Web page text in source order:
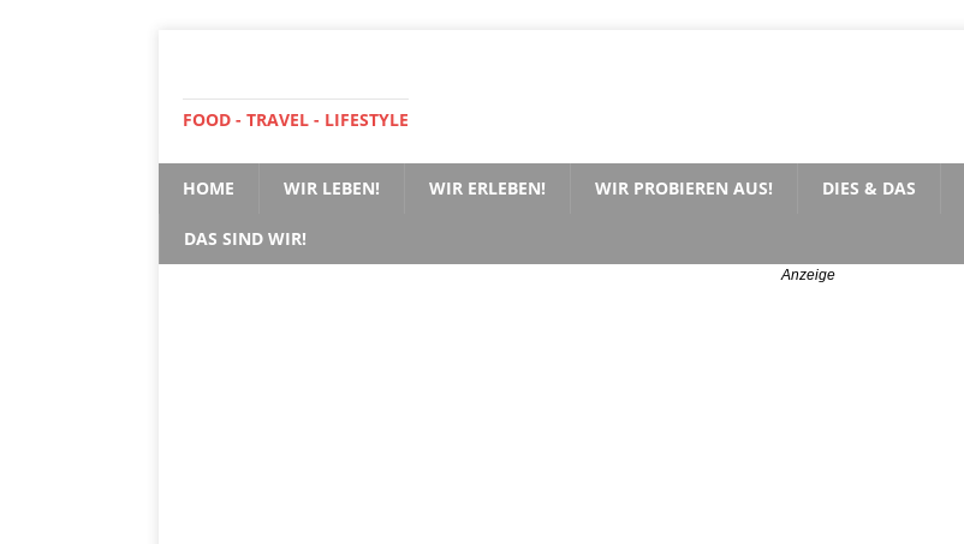
FOOD - TRAVEL - LIFESTYLE
HOME WIR LEBEN! WIR ERLEBEN! WIR PROBIEREN AUS! DIES & DAS
DAS SIND WIR!